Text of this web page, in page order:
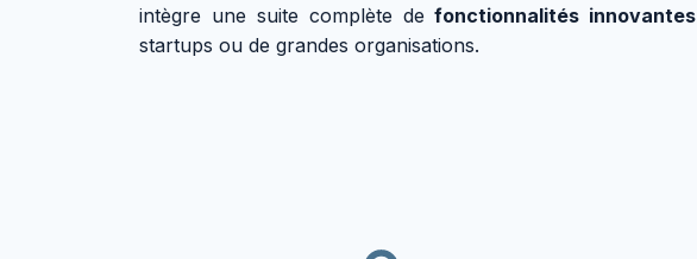
intègre une suite complète defonctionnalités innovantes
startups ou de grandes organisations.